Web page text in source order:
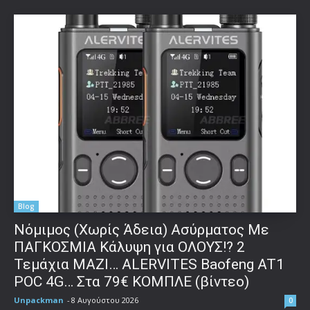
Blog
Νόμιμος (Χωρίς Άδεια) Ασύρματος Με
ΠΑΓΚΟΣΜΙΑ Κάλυψη για ΟΛΟΥΣ!? 2
Τεμάχια ΜΑΖΙ… ALERVITES Baofeng AT1
POC 4G… Στα 79€ ΚΟΜΠΛΕ (βίντεο)
Unpackman - 8 Αυγούστου 2026 0